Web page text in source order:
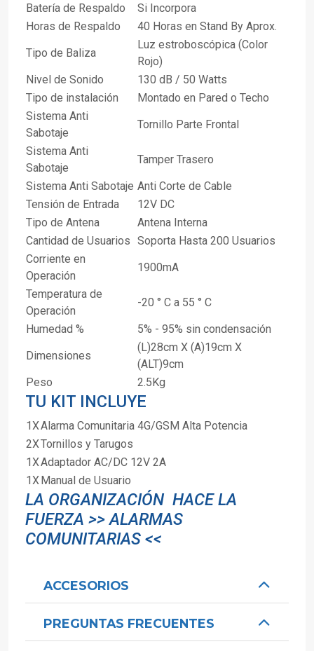
Batería de Respaldo
Si Incorpora
Horas de Respaldo
40 Horas en Stand By Aprox.
Tipo de Baliza
Luz estroboscópica (Color
Rojo)
Nivel de Sonido
130 dB / 50 Watts
Tipo de instalación
Montado en Pared o Techo
Sistema Anti
Sabotaje
Tornillo Parte Frontal
Sistema Anti
Sabotaje
Tamper Trasero
Sistema Anti Sabotaje Anti Corte de Cable
Tensión de Entrada
12V DC
Tipo de Antena
Antena Interna
Cantidad de Usuarios Soporta Hasta 200 Usuarios
Corriente en
Operación
1900mA
Temperatura de
Operación
-20 ° C a 55 ° C
Humedad %
5% - 95% sin condensación
Dimensiones
(L)28cm X (A)19cm X
(ALT)9cm
Peso
2.5Kg
TU KIT INCLUYE
1XAlarma Comunitaria 4G/GSM Alta Potencia
2XTornillos y Tarugos
1XAdaptador AC/DC 12V 2A
1XManual de Usuario
LA ORGANIZACIÓN HACE LA
FUERZA >> ALARMAS
COMUNITARIAS <<
ACCESORIOS
PREGUNTAS FRECUENTES